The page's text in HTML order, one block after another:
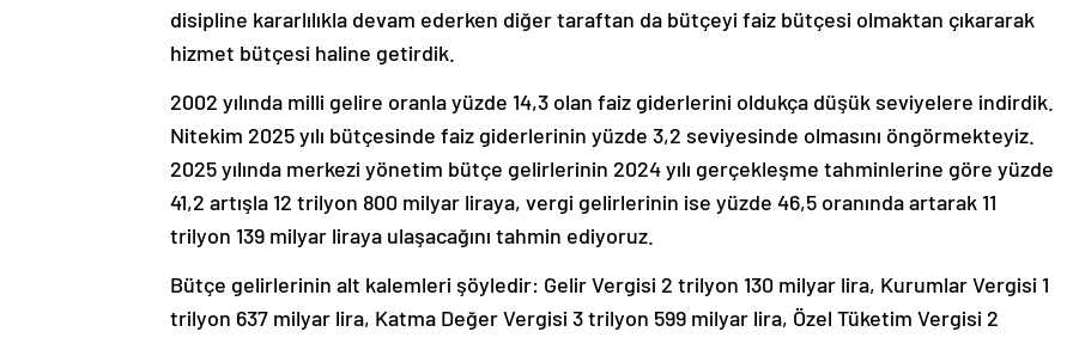
disipline kararlılıkla devam ederken diğer taraftan da bütçeyi faiz bütçesi olmaktan çıkararak
hizmet bütçesi haline getirdik.
2002 yılında milli gelire oranla yüzde 14,3 olan faiz giderlerini oldukça düşük seviyelere indirdik.
Nitekim 2025 yılı bütçesinde faiz giderlerinin yüzde 3,2 seviyesinde olmasını öngörmekteyiz.
2025 yılında merkezi yönetim bütçe gelirlerinin 2024 yılı gerçekleşme tahminlerine göre yüzde
41,2 artışla 12 trilyon 800 milyar liraya, vergi gelirlerinin ise yüzde 46,5 oranında artarak 11
trilyon 139 milyar liraya ulaşacağını tahmin ediyoruz.
Bütçe gelirlerinin alt kalemleri şöyledir: Gelir Vergisi 2 trilyon 130 milyar lira, Kurumlar Vergisi 1
trilyon 637 milyar lira, Katma Değer Vergisi 3 trilyon 599 milyar lira, Özel Tüketim Vergisi 2